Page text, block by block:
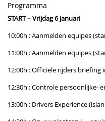
Programma
START – Vrijdag 6 januari
10:00h : Aanmelden equipes
11:00h : Aanmelden equipes
12:00h : Officiële rijders
12:30h : Controle persoonlijke-
13:00h : Drivers Experience